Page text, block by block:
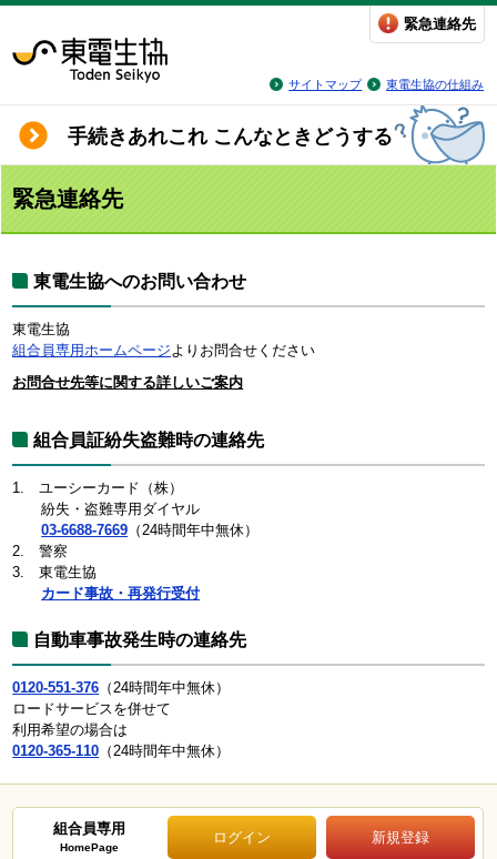
サイトマップ 東電生協の仕組み
緊急連絡先
手続きあれこれ こんなときどうする
緊急連絡先
東電生協へのお問い合わせ
東電生協
組合員専用ホームページ よりお問合せください
お問合せ先等に関する詳しいご案内
組合員証紛失盗難時の連絡先
1. ユーシーカード（株）
紛失・盗難専用ダイヤル
03-6688-7669 （24時間年中無休）
2. 警察
3. 東電生協
カード事故・再発行受付
自動車事故発生時の連絡先
0120-551-376 （24時間年中無休）
ロードサービスを併せて
利用希望の場合は
0120-365-110 （24時間年中無休）
組合員専用
HomePage
ログイン 新規登録